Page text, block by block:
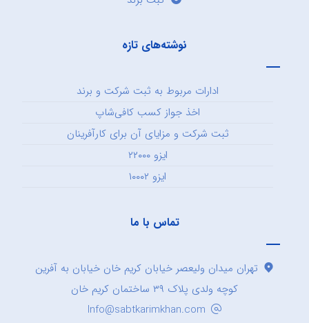
نوشته‌های تازه
ادارات مربوط به ثبت شرکت و برند
اخذ جواز کسب کافی‌شاپ
ثبت شرکت و مزایای آن برای کارآفرینان
ایزو ۲۲۰۰۰
ایزو ۱۰۰۰۲
تماس با ما
تهران میدان ولیعصر خیابان کریم خان خیابان به آفرین
کوچه ولدی پلاک ۳۹ ساختمان کریم خان
Info@sabtkarimkhan.com